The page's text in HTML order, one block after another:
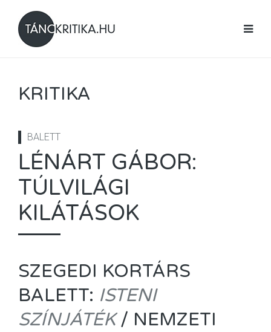
KRITIKA
BALETT
LÉNÁRT GÁBOR:
TÚLVILÁGI
KILÁTÁSOK
SZEGEDI KORTÁRS
BALETT: ISTENI
SZÍNJÁTÉK/ NEMZETI